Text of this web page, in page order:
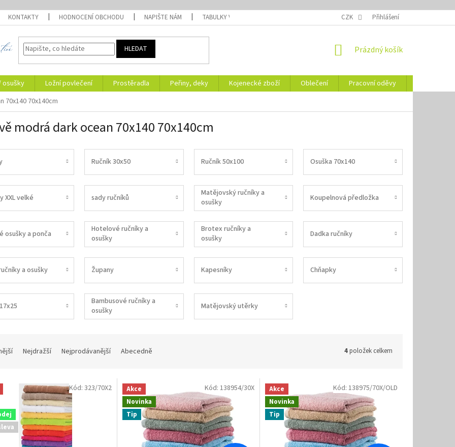
KONTAKTY HODNOCENÍ OBCHODU NAPIŠTE NÁM TABULKY VELIKOSTÍ NÁVODY NA ÚDRŽBU
CZK Přihlášení
HLEDAT
NÁKUPNÍ
Prázdný košík
osušky Ložní povlečení Prostěradla Peřiny, deky Kojenecké zboží Oblečení Pracovní oděvy
70x140 70x140cm
modrá dark ocean 70x140 70x140cm
Ručník 30x50 Ručník 50x100 Osuška 70x140
XXL velké sady ručníků
Matějovský ručníky a
osušky
Koupelnová předložka
osušky a ponča
Hotelové ručníky a
osušky
Brotex ručníky a
osušky
Dadka ručníky
a osušky Župany Kapesníky Chňapky
Bambusové ručníky a
osušky
Matějovský utěrky
Nejdražší Nejprodávanější Abecedně 4položek celkem
Kód: 323/70X2
Akce
Novinka
Tip
Kód: 138954/30X
Akce
Novinka
Tip
Kód: 138975/70X/OLD